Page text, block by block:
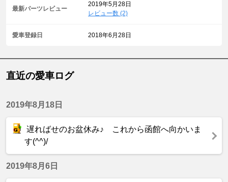
最新パーツレビュー
2019年5月28日
レビュー数 (2)
愛車登録日 2018年6月28日
直近の愛車ログ
2019年8月18日
遅ればせのお盆休み♪ これから函館へ向かいま
す(^^)/
2019年8月6日